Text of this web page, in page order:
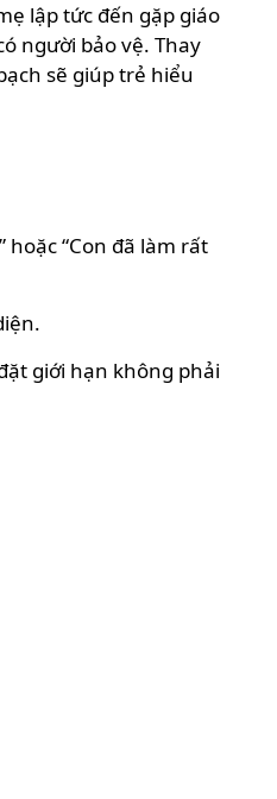
lập tức đến gặp giáo
người bảo vệ. Thay
sẽ giúp trẻ hiểu
“Con đã làm rất
giới hạn không phải